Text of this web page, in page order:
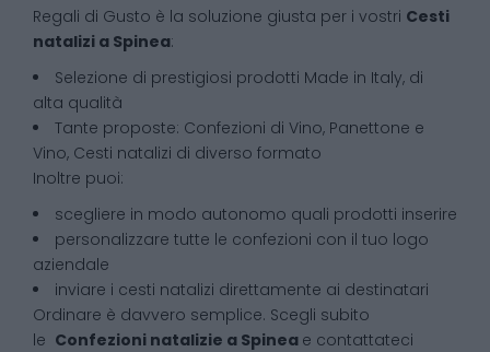
Regali di Gusto è la soluzione giusta per i vostri Cesti
natalizi a Spinea:
Selezione di prestigiosi prodotti Made in Italy, di
alta qualità
Tante proposte: Confezioni di Vino, Panettone e
Vino, Cesti natalizi di diverso formato
Inoltre puoi:
scegliere in modo autonomo quali prodotti inserire
personalizzare tutte le confezioni con il tuo logo
aziendale
inviare i cesti natalizi direttamente ai destinatari
Ordinare è davvero semplice. Scegli subito
le Confezioni natalizie a Spinea e contattateci